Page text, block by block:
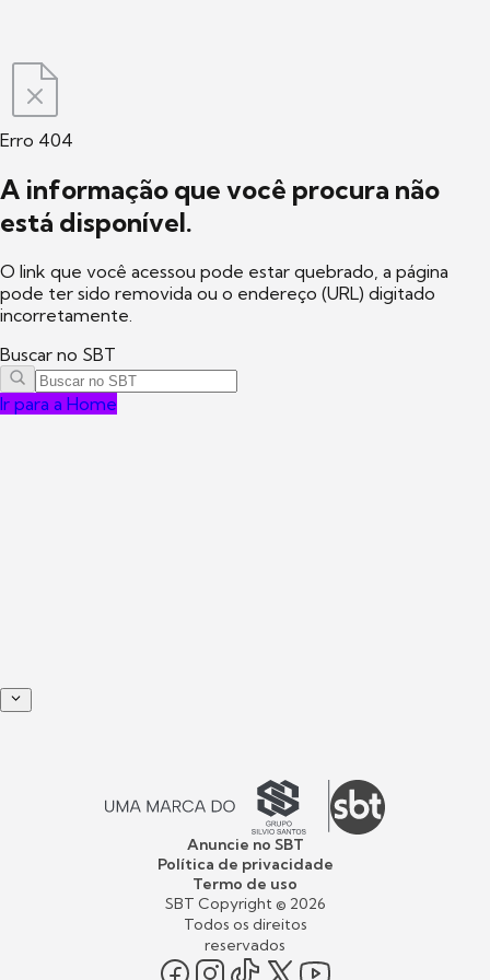
Erro 404
A informação que você procura não
está disponível.
O link que você acessou pode estar quebrado, a página
pode ter sido removida ou o endereço (URL) digitado
incorretamente.
Buscar no SBT
Ir para a Home
Anuncie no SBT
Política de privacidade
Termo de uso
SBT Copyright © 2026
Todos os direitos
reservados